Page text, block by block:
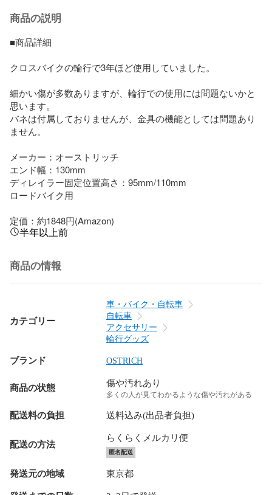
商品の説明
■商品詳細
クロスバイクの輪行で3年ほど使用していました。
細かい傷が多数ありますが、輪行での使用には問題ないかと
思います。
バネは付属しておりませんが、金具の機能としては問題あり
ません。
メーカー：オーストリッチ
エンド幅：130mm
ディレイラー固定位置高さ：95mm/110mm
ロードバイク用
定価：約1848円(Amazon)
半年以上前
商品の情報
カテゴリー
車・バイク・自転車
自転車
アクセサリー
輪行グッズ
ブランド OSTRICH
商品の状態 傷や汚れあり
多くの人が見てわかるような傷や汚れがある
配送料の負担 送料込み(出品者負担)
配送の方法
らくらくメルカリ便
匿名配送
発送元の地域 東京都